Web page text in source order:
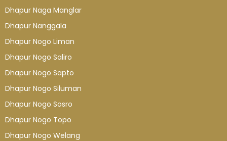
Dhapur Naga Manglar
Dhapur Nanggala
Dhapur Nogo Liman
Dhapur Nogo Saliro
Dhapur Nogo Sapto
Dhapur Nogo Siluman
Dhapur Nogo Sosro
Dhapur Nogo Topo
Dhapur Nogo Welang